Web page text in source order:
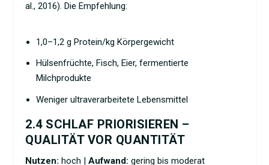
al., 2016). Die Empfehlung:
1,0–1,2 g Protein/kg Körpergewicht
Hülsenfrüchte, Fisch, Eier, fermentierte
Milchprodukte
Weniger ultraverarbeitete Lebensmittel
2.4 SCHLAF PRIORISIEREN –
QUALITÄT VOR QUANTITÄT
Nutzen: hoch |Aufwand: gering bis moderat